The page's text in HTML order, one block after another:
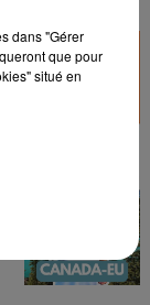
dans "Gérer
que pour
situé en